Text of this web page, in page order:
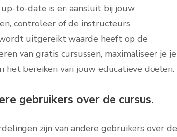
to-date is en aansluit bij jouw
controleer of de instructeurs
uitgereikt waarde heeft op de
van gratis cursussen, maximaliseer je je
het bereiken van jouw educatieve doelen.
gebruikers over de cursus.
zijn van andere gebruikers over de